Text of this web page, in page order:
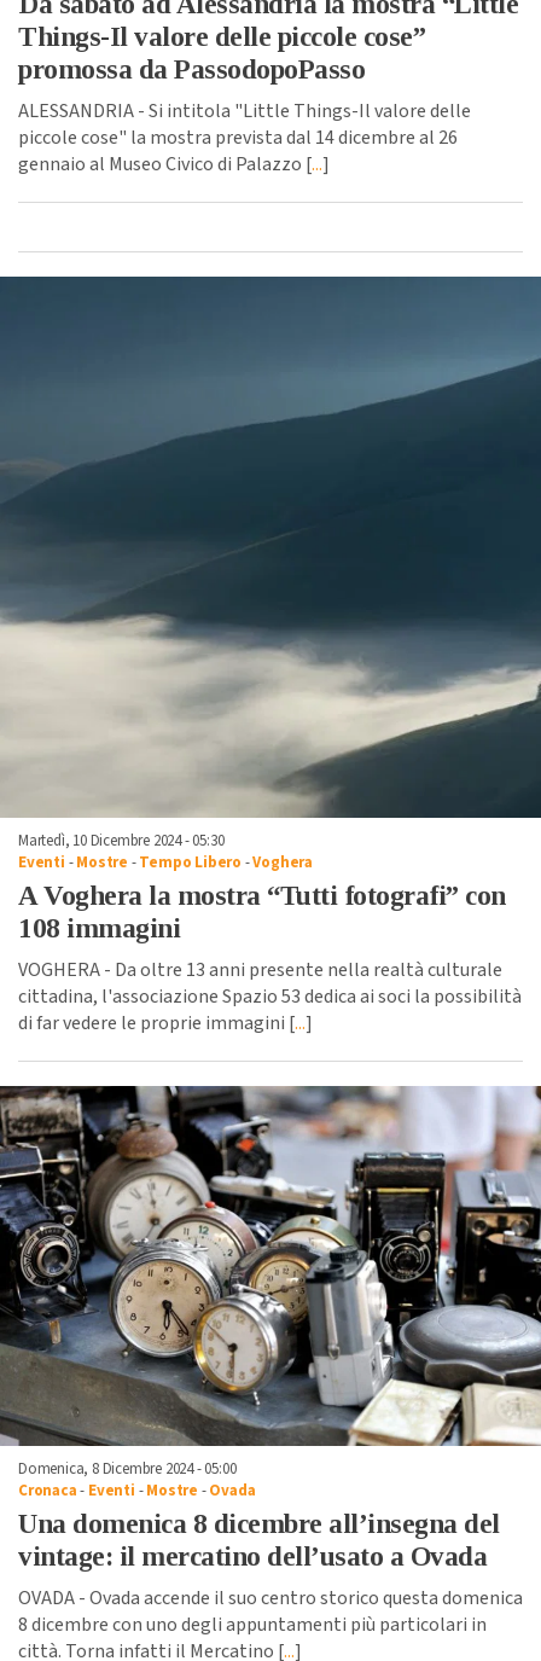
Things-Il valore delle piccole cose”
promossa da PassodopoPasso
ALESSANDRIA - Si intitola "Little Things-Il valore delle
piccole cose" la mostra prevista dal 14 dicembre al 26
gennaio al Museo Civico di Palazzo [...]
Martedì, 10 Dicembre 2024 - 05:30
Eventi -Mostre -Tempo Libero -Voghera
A Voghera la mostra “Tutti fotografi” con
108 immagini
VOGHERA - Da oltre 13 anni presente nella realtà culturale
cittadina, l'associazione Spazio 53 dedica ai soci la possibilità
di far vedere le proprie immagini [...]
Domenica, 8 Dicembre 2024 - 05:00
Cronaca- Eventi -Mostre -Ovada
Una domenica 8 dicembre all’insegna del
vintage: il mercatino dell’usato a Ovada
OVADA - Ovada accende il suo centro storico questa domenica
8 dicembre con uno degli appuntamenti più particolari in
città. Torna infatti il Mercatino [...]